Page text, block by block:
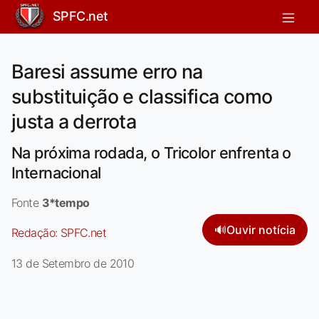
SPFC.net
Baresi assume erro na
substituição e classifica como
justa a derrota
Na próxima rodada, o Tricolor enfrenta o
Internacional
Fonte 3*tempo
Redação: SPFC.net 🔊Ouvir notícia
13 de Setembro de 2010